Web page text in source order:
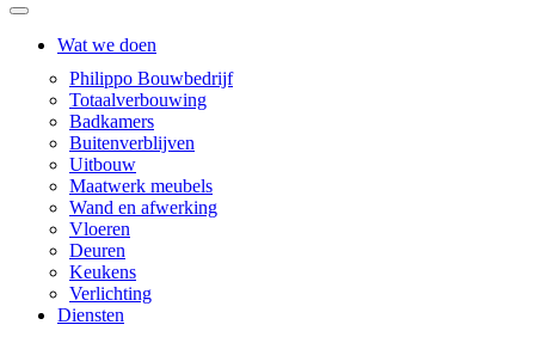
Wat we doen
Philippo Bouwbedrijf
Totaalverbouwing
Badkamers
Buitenverblijven
Uitbouw
Maatwerk meubels
Wand en afwerking
Vloeren
Deuren
Keukens
Verlichting
Diensten